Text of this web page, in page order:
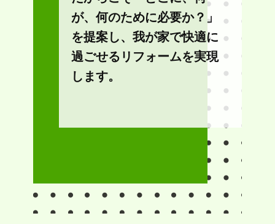
が、何のために必要か？」
を提案し、我が家で快適に
過ごせるリフォームを実現
します。